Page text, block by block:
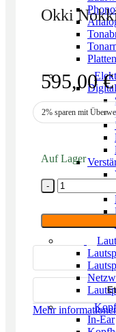
In-Ear
Okki
595,00€
2% sparen mit
Auf Lager
Okki
Nokki
Mehr